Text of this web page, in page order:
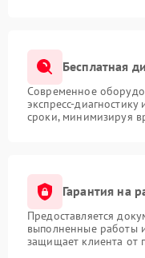
Бесплатная
Современное
экспресс-
сроки, минимизируя
Гарантия на
Предоставляется
выполненные работы
защищает клиента от